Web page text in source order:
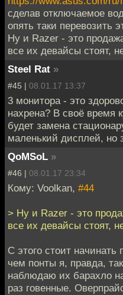
сделав отключаемое
опять таки перевозить
Ну и Razer - это
все их девайсы стоят,
Steel Rat »
#45 | 08.01.17 13:37
3 монитора - это
нахрена? В своё время
будет замена
маленький дисплей, но
QoMSoL »
#46 | 08.01.17 23:34
Кому: Voolkan, #44
> Ну и Razer - это
все их девайсы стоят,
С этого стоит
чем понты я, правда,
наблюдаю их барахло
раз говенные.